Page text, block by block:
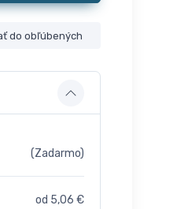
do obľúbených
(Zadarmo)
od 5,06 €